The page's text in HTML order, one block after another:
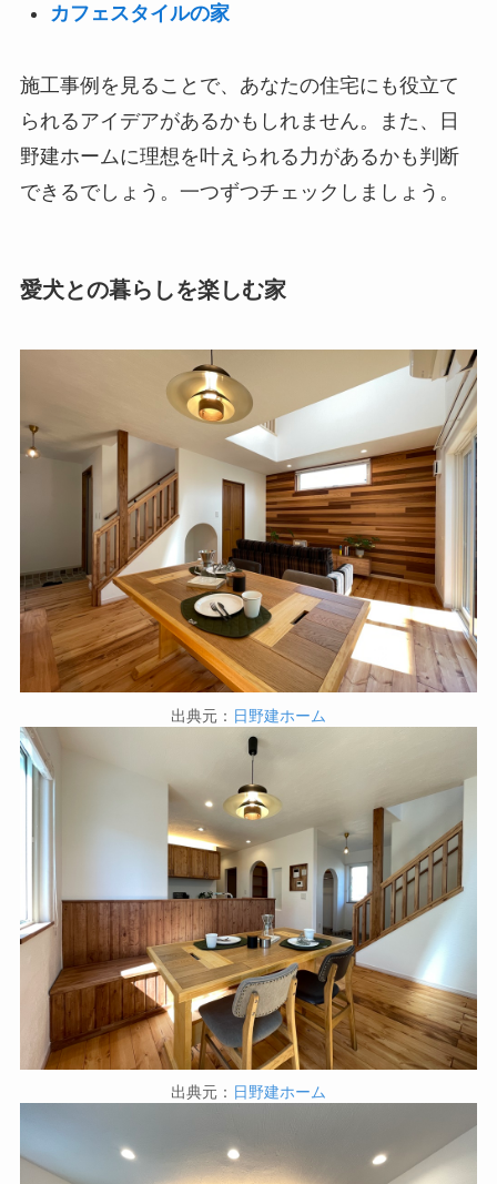
カフェスタイルの家
施工事例を見ることで、あなたの住宅にも役立て
られるアイデアがあるかもしれません。また、日
野建ホームに理想を叶えられる力があるかも判断
できるでしょう。一つずつチェックしましょう。
愛犬との暮らしを楽しむ家
出典元： 日野建ホーム
出典元： 日野建ホーム